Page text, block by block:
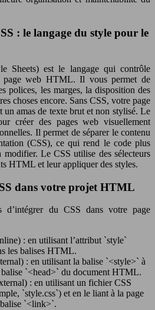
: le langage du style pour le
Sheets) est le langage qui contrôle
page web HTML. Il vous permet de
polices, les marges, la disposition des
choses encore. Sans CSS, votre page
un amas de texte brut et non stylisé. Le
créer des pages web visuellement
Il permet de séparer le contenu
(CSS), ce qui rend le code plus
Le CSS utilise des sélecteurs
HTML et leur appliquer des styles.
dans votre projet HTML
d’intégrer du CSS dans votre page
: en utilisant l’attribut `style`
les balises HTML.
: en utilisant la balise `<style>` à
balise `<head>` du document HTML.
: en utilisant un fichier CSS
`style.css`) et en le liant à la page
`<link>`.